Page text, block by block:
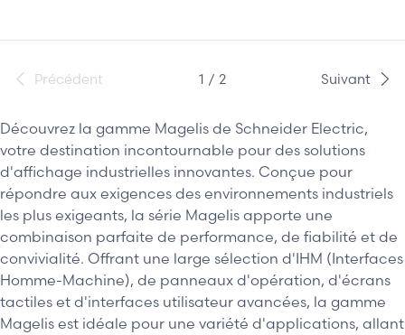
Découvrez la gamme Magelis de Schneider Electric,
votre destination incontournable pour des solutions
d'affichage industrielles innovantes. Conçue pour
répondre aux exigences des environnements industriels
les plus exigeants, la série Magelis apporte une
combinaison parfaite de performance, de fiabilité et de
convivialité. Offrant une large sélection d'IHM (Interfaces
Homme-Machine), de panneaux d'opération, d'écrans
tactiles et d'interfaces utilisateur avancées, la gamme
Magelis est idéale pour une variété d'applications, allant
Précédent 1 / 2 Suivant